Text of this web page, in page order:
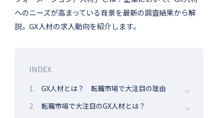
へのニーズが高まっている背景を最新の調査結果から解
説。GX人材の求人動向を紹介します。
INDEX
1.
GX人材とは？ 転職市場で大注目の理由
2.
転職市場で大注目のGX人材とは？